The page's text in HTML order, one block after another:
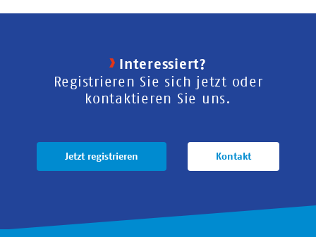
Interessiert?
Registrieren Sie sich jetzt oder
kontaktieren Sie uns.
Jetzt registrieren Kontakt